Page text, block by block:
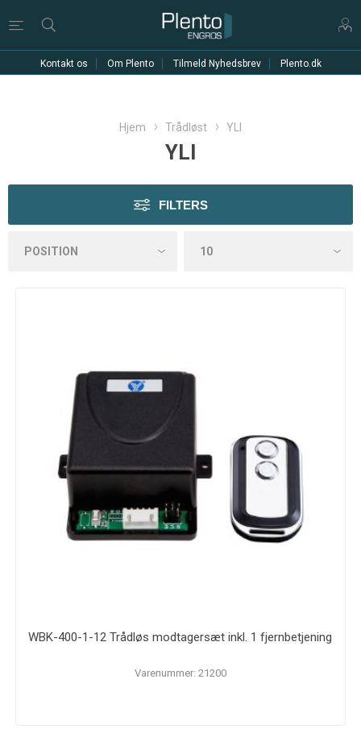
Kontakt os Om Plento Tilmeld Nyhedsbrev Plento.dk
Hjem Trådløst YLI
YLI
FILTERS
WBK-400-1-12 Trådløs modtagersæt inkl. 1 fjernbetjening
Varenummer: 21200